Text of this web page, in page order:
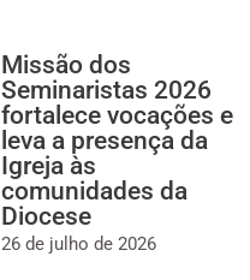
Missão dos
Seminaristas 2026
fortalece vocações e
leva a presença da
Igreja às
comunidades da
Diocese
26 de julho de 2026